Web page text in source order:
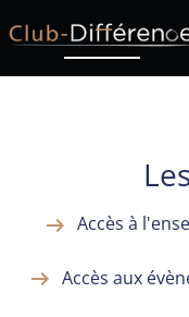
arrow_right_alt Accès à
arrow_right_alt Accès aux